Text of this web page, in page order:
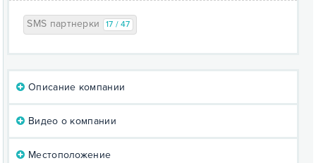
SMS партнерки 17 / 47
Описание компании
Видео о компании
Местоположение